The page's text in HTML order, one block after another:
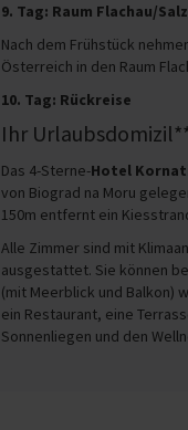
9. Tag: Raum Flachau/
Nach dem Frühstück
Österreich in den Raum
10. Tag: Rückreise
Ihr
Das 4-Sterne-Hotel
von Biograd na Moru
150m entfernt ein
Alle Zimmer sind mit
ausgestattet. Sie können
(mit Meerblick und Balkon)
ein Restaurant, eine
Sonnenliegen und den